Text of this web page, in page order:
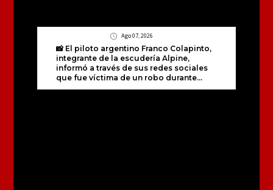
Ago 07, 2026
📸 El piloto argentino Franco Colapinto,
integrante de la escudería Alpine,
informó a través de sus redes sociales
que fue víctima de un robo durante...